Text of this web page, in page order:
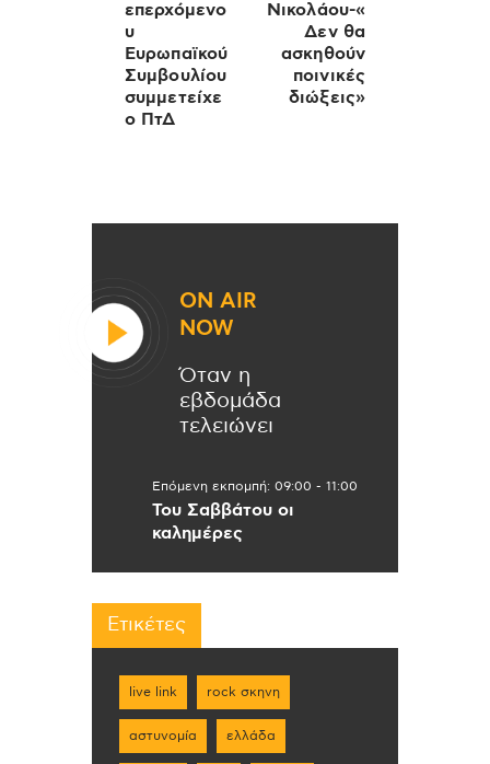
επερχόμενο
υ
Ευρωπαϊκού
Συμβουλίου
συμμετείχε
ο ΠτΔ
Νικολάου-«
Δεν θα
ασκηθούν
ποινικές
διώξεις»
ON AIR
NOW
Όταν η
εβδομάδα
τελειώνει
Επόμενη εκπομπή: 09:00 - 11:00
Του Σαββάτου οι
καλημέρες
Ετικέτες
live link rock σκηνη
αστυνομία ελλάδα